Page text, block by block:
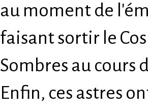
au moment de
faisant sortir le
Sombres au cours
Enfin, ces astres